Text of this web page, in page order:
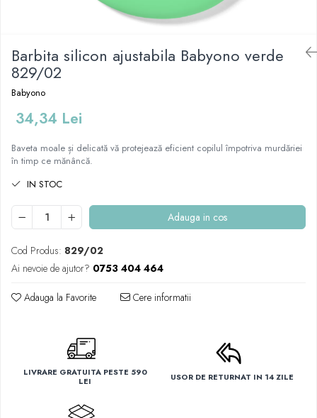
Olite tip scaunel simple
Reductoare moi
Seturi cadite 86 cm
Seturi cadite anatomice
Suporti anatomici plastic
Suporti anatomici textili
Suporti metalici cadite
Mese de infasat pliabile
Mese de infasat Ultra Light 50x70
Patuturi pliabile
Sisteme de siguranta copii
Tampoane postnatale
Barbita silicon ajustabila Babyono verde
829/02
Babyono
34,34 Lei
Baveta moale și delicată vă protejează eficient copilul împotriva murdăriei
în timp ce mănâncă.
IN STOC
Adauga in cos
Cod Produs: 829/02
Ai nevoie de ajutor? 0753 404 464
Adauga la Favorite Cere informatii
LIVRARE GRATUITA PESTE 590
LEI
USOR DE RETURNAT IN 14 ZILE